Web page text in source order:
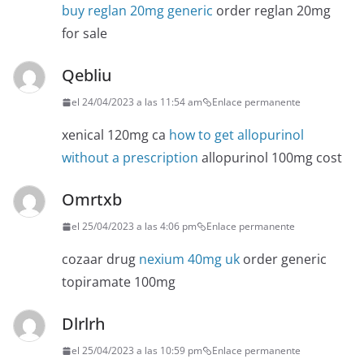
buy reglan 20mg generic order reglan 20mg
for sale
Qebliu
el 24/04/2023 a las 11:54 am Enlace permanente
xenical 120mg ca how to get allopurinol
without a prescription allopurinol 100mg cost
Omrtxb
el 25/04/2023 a las 4:06 pm Enlace permanente
cozaar drug nexium 40mg uk order generic
topiramate 100mg
Dlrlrh
el 25/04/2023 a las 10:59 pm Enlace permanente